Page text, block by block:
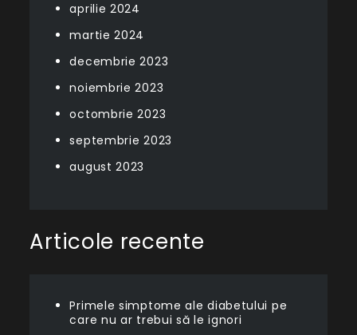
aprilie 2024
martie 2024
decembrie 2023
noiembrie 2023
octombrie 2023
septembrie 2023
august 2023
Articole recente
Primele simptome ale diabetului pe
care nu ar trebui să le ignori